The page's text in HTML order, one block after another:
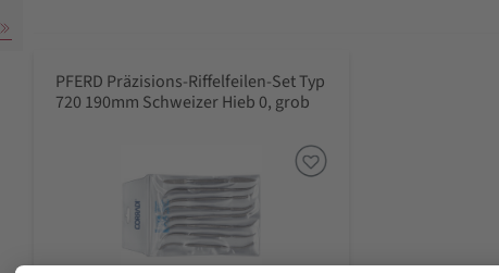
PFERD Präzisions-Riffelfeilen-Set Typ
720 190mm Schweizer Hieb 0, grob